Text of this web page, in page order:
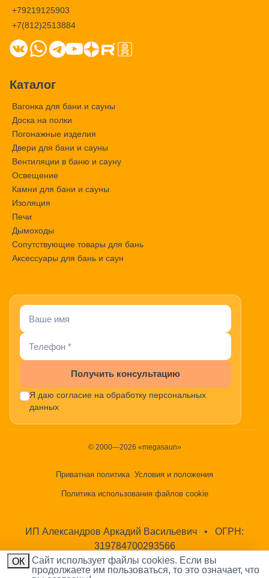
+79219125903
+7(812)2513884
Каталог
Вагонка для бани и сауны
Доска на полки
Погонажные изделия
Двери для бани и сауны
Вентиляции в баню и сауну
Освещение
Камни для бани и сауны
Изоляция
Печи
Дымоходы
Сопутствующие товары для бань
Аксессуары для бань и саун
Получить консультацию
Я даю согласие на обработку персональных
данных
© 2000—2026 «megasaun»
Приватная политика Условия и положения
Политика использования файлов cookie
ИП Александров Аркадий Васильевич •
ОГРН:
319784700293566
ОК
Cайт использует файлы cookies. Если вы
продолжаете им пользоваться, то это означает, что